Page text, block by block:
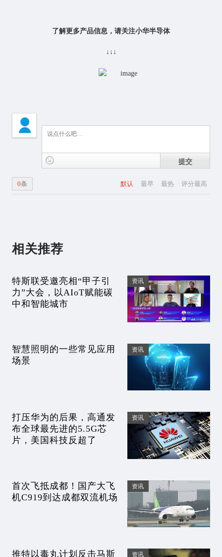
了解更多产品信息，请关注小华半导体
↓↓↓
提交
默认 最早 最热 评分最高
0条
相关推荐
特斯联受邀亮相“甲子引
力”大会，以AIoT赋能碳
中和智能城市
资讯
智慧照明的一些常见应用
场景
资讯
打压华为的后果，高通发
布全球最先进的5.5G芯
片，美国科技反超了
资讯
首次飞抵成都！国产大飞
机C919到达成都双流机场
资讯
推特以毒丸计划反击马斯 资讯